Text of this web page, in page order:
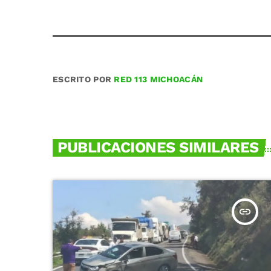
ESCRITO POR RED 113 MICHOACÁN
PUBLICACIONES SIMILARES
insert_link